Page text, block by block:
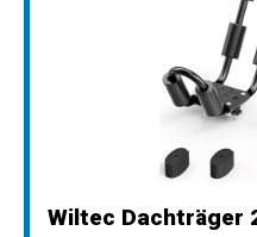
Wiltec Dachträger